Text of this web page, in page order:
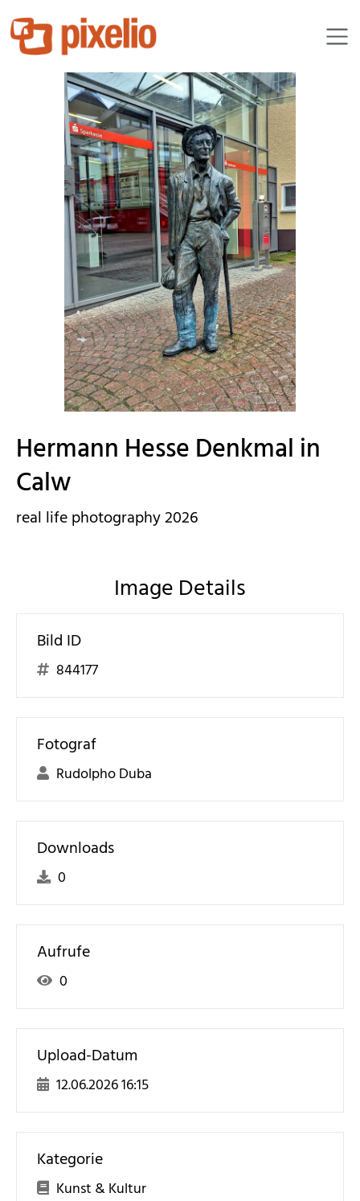
duba1310
Hermann Hesse Denkmal in
Calw
real life photography 2026
Image Details
Bild ID
844177
Fotograf
Rudolpho Duba
Downloads
0
Aufrufe
0
Upload-Datum
12.06.2026 16:15
Kategorie
Kunst & Kultur